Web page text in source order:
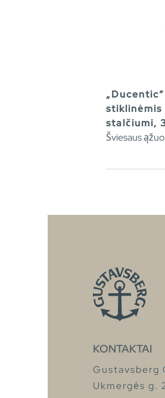
stalčiumi,
Šviesaus
KONTAKTAI
Gustavsberg
Ukmergės g.